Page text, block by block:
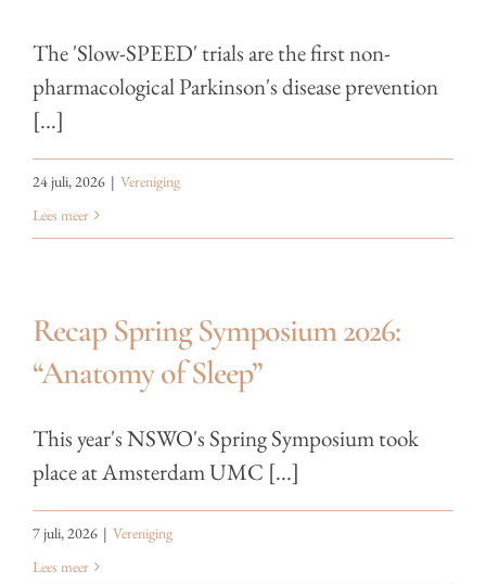
The 'Slow-SPEED' trials are the first non-
pharmacological Parkinson's disease prevention
[...]
24 juli, 2026 | Vereniging
Lees meer
Recap Spring Symposium 2026:
“Anatomy of Sleep”
This year's NSWO's Spring Symposium took
place at Amsterdam UMC [...]
7 juli, 2026 | Vereniging
Lees meer